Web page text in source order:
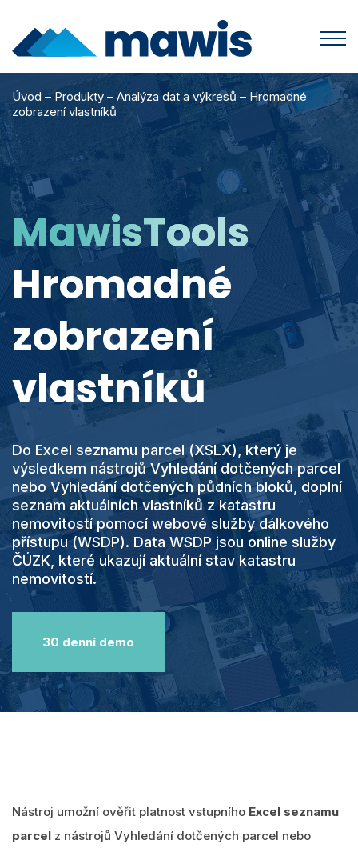
Produkty
MawisUtility
MawisGeoportal
MawisTools
MawisPhoto
MawisContract
MawisPasport
DTM ČR
Zobrazit všechny produkty
Podpora
Helpdesk
Dokumenty
Časté otázky
Události
Články
Videa
O nás
Eshop
Přihlásit se
Vyhledání
0
Nákupní košík
Čeština
Úvod –Produkty – Analýza dat a výkresů – Hromadné
zobrazení vlastníků
MawisTools
Hromadné
zobrazení
vlastníků
Do Excel seznamu parcel (XSLX), který je
výsledkem nástrojů Vyhledání dotčených parcel
nebo Vyhledání dotčených půdních bloků, doplní
seznam aktuálních vlastníků z katastru
nemovitostí pomocí webové služby dálkového
přístupu (WSDP). Data WSDP jsou online služby
ČÚZK, které ukazují aktuální stav katastru
nemovitostí.
30 denní demo
Nástroj umožní ověřit platnost vstupního Excel seznamu
parcel z nástrojů Vyhledání dotčených parcel nebo